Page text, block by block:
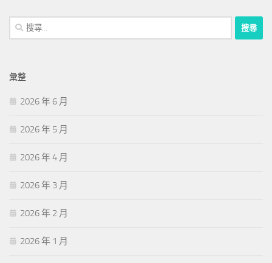
搜
尋
字:
彙整
2026 年 6 月
2026 年 5 月
2026 年 4 月
2026 年 3 月
2026 年 2 月
2026 年 1 月